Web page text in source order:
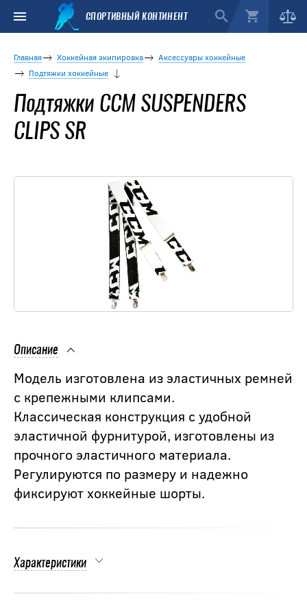
СПОРТИВНЫЙ КОНТИНЕНТ
Главная Хоккейная экипировка
Аксессуары хоккейные
Подтяжки хоккейные
Подтяжки CCM SUSPENDERS
CLIPS SR
Описание
Модель изготовлена из эластичных ремней
с крепежными клипсами.
Классическая конструкция с удобной
эластичной фурнитурой, изготовлены из
прочного эластичного материала.
Регулируются по размеру и надежно
фиксируют хоккейные шорты.
Характеристики